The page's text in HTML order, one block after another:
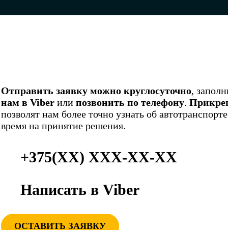
Отправить заявку можно круглосуточно,
нам в Viber илипозвонить по телефону.
позволят нам более точно узнать об
время на принятие решения.
+375(ХХ) ХХХ-ХХ-ХХ
Написать в Viber
ОСТАВИТЬ ЗАЯВКУ